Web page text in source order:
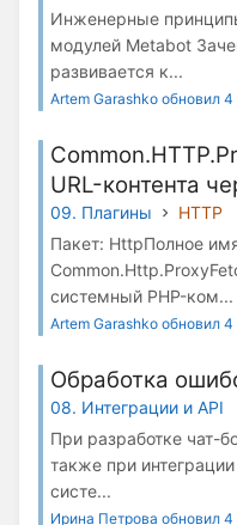
Инженерные
модулей Metabot
развивается к...
Artem Garashko обновил
URL-контента
09. Плагины
HTTP
Пакет: HttpПолное
системный PHP-ком...
Artem Garashko обновил
Обработка
08. Интеграции и API
При разработке чат-
также при
систе...
Ирина Петрова обновил